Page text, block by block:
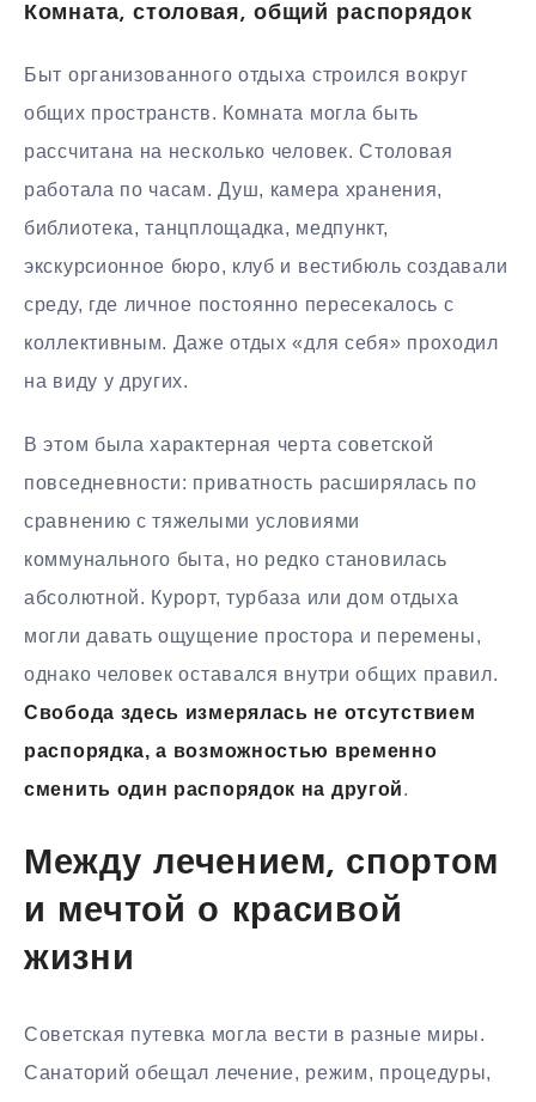
Комната, столовая, общий распорядок
Быт организованного отдыха строился вокруг
общих пространств. Комната могла быть
рассчитана на несколько человек. Столовая
работала по часам. Душ, камера хранения,
библиотека, танцплощадка, медпункт,
экскурсионное бюро, клуб и вестибюль создавали
среду, где личное постоянно пересекалось с
коллективным. Даже отдых «для себя» проходил
на виду у других.
В этом была характерная черта советской
повседневности: приватность расширялась по
сравнению с тяжелыми условиями
коммунального быта, но редко становилась
абсолютной. Курорт, турбаза или дом отдыха
могли давать ощущение простора и перемены,
однако человек оставался внутри общих правил.
Свобода здесь измерялась не отсутствием
распорядка, а возможностью временно
сменить один распорядок на другой.
Между лечением, спортом
и мечтой о красивой
жизни
Советская путевка могла вести в разные миры.
Санаторий обещал лечение, режим, процедуры,